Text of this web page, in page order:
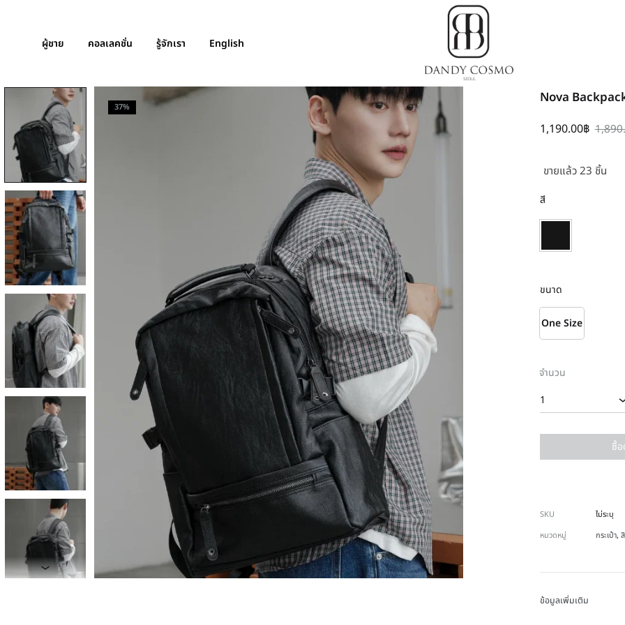
ผู้ชาย คอลเลคชั่น รู้จักเรา English
Dandy
Cosmo
เสื้อผ้า
เกาหลี,
ผู้ชาย
37%
Nova
1,190.00฿
ขายแล้ว 23 ชิ้น
สี
ขนาด
One Size
จำนวน
1
ซื้
SKU
ไม่ระบุ
หมวดหมู่
กระเป๋า,
ข้อมูลเพิ่มเติม